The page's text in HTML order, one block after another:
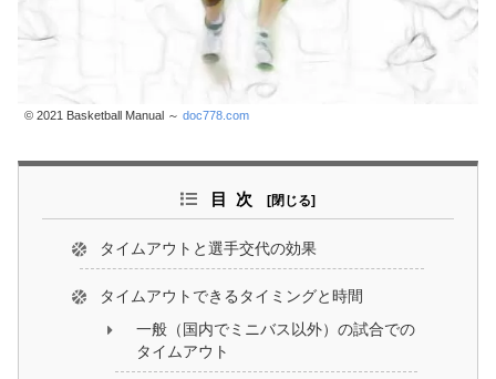
© 2021 Basketball Manual ～ doc778.com
目次
タイムアウトと選手交代の効果
タイムアウトできるタイミングと時間
一般（国内でミニバス以外）の試合での
タイムアウト